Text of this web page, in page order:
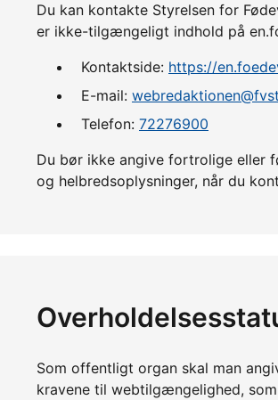
Du kan kontakte Styrelsen for
er ikke-tilgængeligt indhold på
Kontaktside: https://
E-mail:
Telefon: 72276900
Du bør ikke angive fortrolige eller
og helbredsoplysninger, når du
Som offentligt organ skal man
kravene til webtilgængelighed,